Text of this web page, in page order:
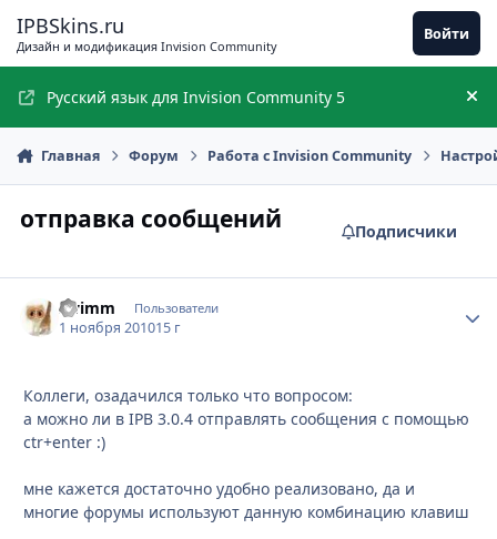
IPBSkins.ru
Дизайн и модификация Invision Community
Войти
Русский язык для Invision Community 5
Главная Форум Работа с Invision Community
отправка сообщений Подписчики
swimm Пользователи
1 ноября 201015 г
Коллеги, озадачился только что вопросом:
а можно ли в IPB 3.0.4 отправлять сообщения с помощью
ctr+enter :)
мне кажется достаточно удобно реализовано, да и
многие форумы используют данную комбинацию клавиш